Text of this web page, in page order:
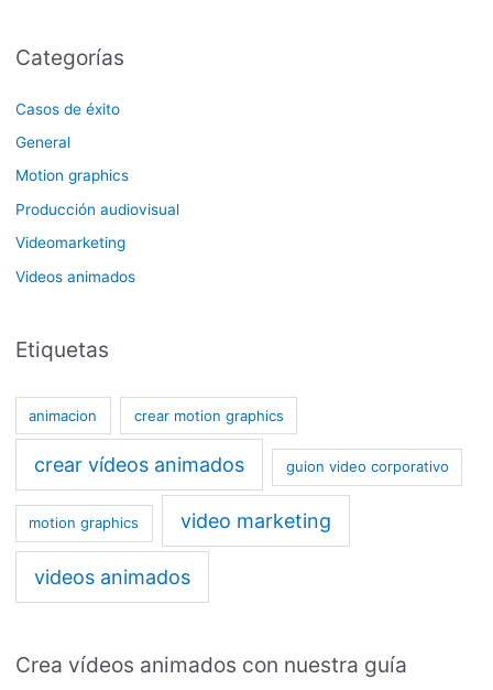
Categorías
Casos de éxito
General
Motion graphics
Producción audiovisual
Videomarketing
Videos animados
Etiquetas
animacion crear motion graphics
crear vídeos animados guion video corporativo
motion graphics video marketing
videos animados
Crea vídeos animados con nuestra guía